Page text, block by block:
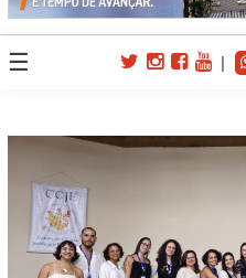
☰
Diversão
Mundo
Pet
Turismo